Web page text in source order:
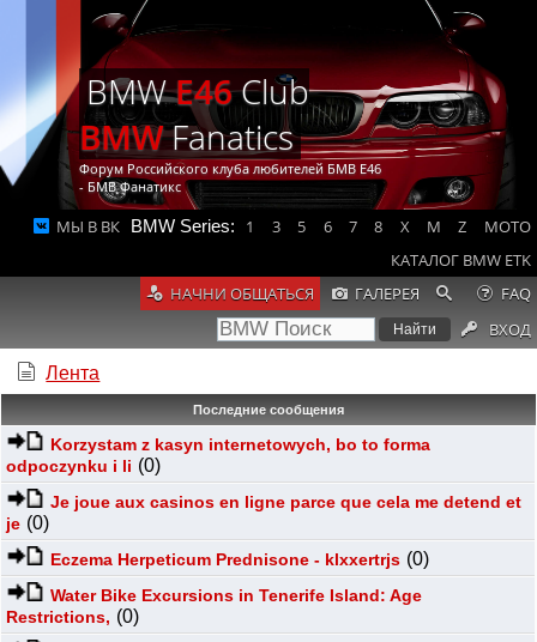
BMWE46Club
BMWFanatics
Форум Российского клуба любителей БМВ Е46
- БМВ Фанатикс
МЫ В ВК BMW Series: 1 3 5 6 7 8 X M Z
MOTO
КАТАЛОГ BMW ETK
НАЧНИ ОБЩАТЬСЯ
ГАЛЕРЕЯ
FAQ
ВХОД
Лента
Последние сообщения
Korzystam z kasyn internetowych, bo to forma
odpoczynku i li (0)
Je joue aux casinos en ligne parce que cela me detend et
je (0)
Eczema Herpeticum Prednisone - klxxertrjs (0)
Water Bike Excursions in Tenerife Island: Age
Restrictions, (0)